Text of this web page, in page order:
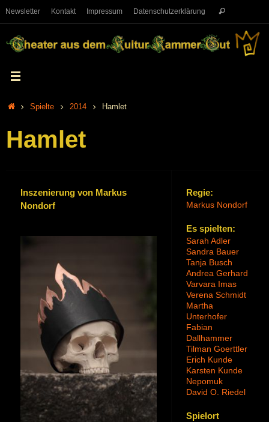
Newsletter Kontakt Impressum Datenschutzerklärung
Spielte 2014 Hamlet
Hamlet
Inszenierung von Markus
Nondorf
Regie:
Markus Nondorf
Es spielten:
Sarah Adler
Sandra Bauer
Tanja Busch
Andrea Gerhard
Varvara Imas
Verena Schmidt
Martha
Unterhofer
Fabian
Dallhammer
Tilman Goerttler
Erich Kunde
Karsten Kunde
Nepomuk
David O. Riedel
Spielort